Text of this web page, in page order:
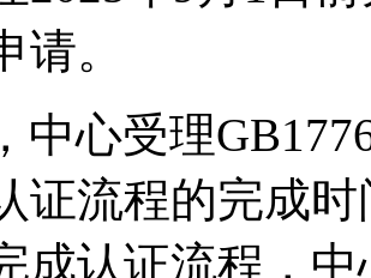
请。
中心受理
证流程的完成
成认证流程，